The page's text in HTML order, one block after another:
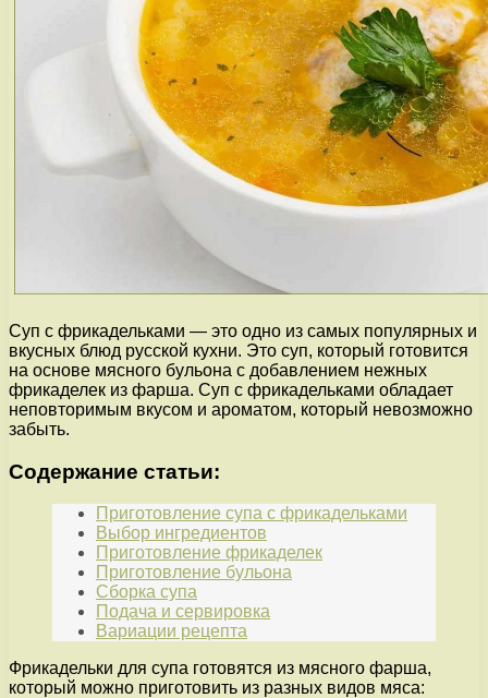
Суп с фрикадельками — это одно из самых популярных и
вкусных блюд русской кухни. Это суп, который готовится
на основе мясного бульона с добавлением нежных
фрикаделек из фарша. Суп с фрикадельками обладает
неповторимым вкусом и ароматом, который невозможно
забыть.
Содержание статьи:
Приготовление супа с фрикадельками
Выбор ингредиентов
Приготовление фрикаделек
Приготовление бульона
Сборка супа
Подача и сервировка
Вариации рецепта
Фрикадельки для супа готовятся из мясного фарша,
который можно приготовить из разных видов мяса: